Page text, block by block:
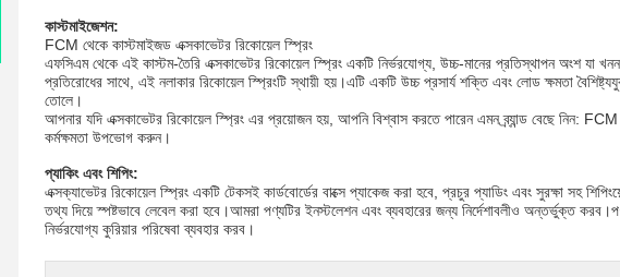
কাস্টমাইজেশন:
FCM থেকে কাস্টমাইজড এক্সকাভেটর রিকোয়েল স্প্রিং
এফসিএম থেকে এই কাস্টম-তৈরি এক্সকাভেটর রিকোয়েল স্প্রিং একটি নির্ভরযোগ্য, উচ্চ-মানের প্রতিস্থাপন অংশ যা
প্রতিরোধের সাথে, এই নলাকার রিকোয়েল স্প্রিংটি স্থায়ী হয়।এটি একটি উচ্চ প্রসার্য শক্তি এবং লোড ক্ষমতা
তোলে।
আপনার যদি এক্সকাভেটর রিকোয়েল স্প্রিং এর প্রয়োজন হয়, আপনি বিশ্বাস করতে পারেন এমন ব্র্যান্ড বেছে নিন:
কর্মক্ষমতা উপভোগ করুন।
প্যাকিং এবং শিপিং:
এক্সক্যাভেটর রিকোয়েল স্প্রিং একটি টেকসই কার্ডবোর্ডের বাক্সে প্যাকেজ করা হবে, প্রচুর প্যাডিং এবং সুরক্ষা সহ
তথ্য দিয়ে স্পষ্টভাবে লেবেল করা হবে।আমরা পণ্যটির ইনস্টলেশন এবং ব্যবহারের জন্য নির্দেশাবলীও অন্তর্ভুক্ত
নির্ভরযোগ্য কুরিয়ার পরিষেবা ব্যবহার করব।